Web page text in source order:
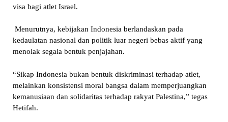
visa bagi atlet Israel.
Menurutnya, kebijakan Indonesia berlandaskan pada
kedaulatan nasional dan politik luar negeri bebas aktif yang
menolak segala bentuk penjajahan.
“Sikap Indonesia bukan bentuk diskriminasi terhadap atlet,
melainkan konsistensi moral bangsa dalam memperjuangkan
kemanusiaan dan solidaritas terhadap rakyat Palestina,” tegas
Hetifah.